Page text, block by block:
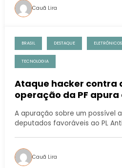
Cauã Lira
BRASIL DESTAQUE ELETRÔNICOS
TECNOLOGIA
Ataque hacker contra
operação da PF
A apuração sobre um possível
deputados favoráveis ao PL
Cauã Lira